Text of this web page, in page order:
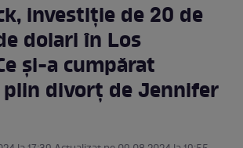
investiție de 20 de
dolari în Los
și-a cumpărat
divorț de Jennifer